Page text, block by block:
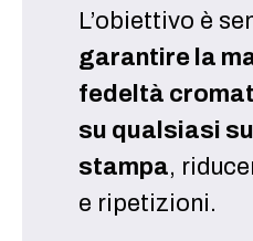
L’obiettivo è
garantire la
fedeltà
su qualsiasi
stampa,
e ripetizioni.